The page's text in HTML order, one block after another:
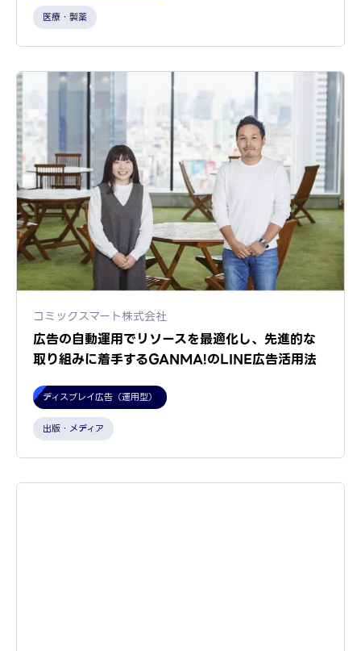
医療・製薬
コミックスマート株式会社
広告の自動運用でリソースを最適化し、先進的な
取り組みに着手するGANMA!のLINE広告活用法
ディスプレイ広告（運用型）
出版・メディア